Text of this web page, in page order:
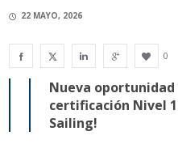
22 MAYO, 2026
0
Nueva
certificación Nivel
Sailing!